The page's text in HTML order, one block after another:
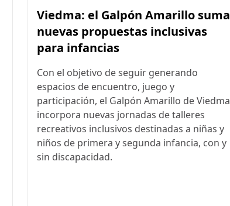
Viedma: el Galpón Amarillo suma
nuevas propuestas inclusivas
para infancias
Con el objetivo de seguir generando
espacios de encuentro, juego y
participación, el Galpón Amarillo de Viedma
incorpora nuevas jornadas de talleres
recreativos inclusivos destinadas a niñas y
niños de primera y segunda infancia, con y
sin discapacidad.